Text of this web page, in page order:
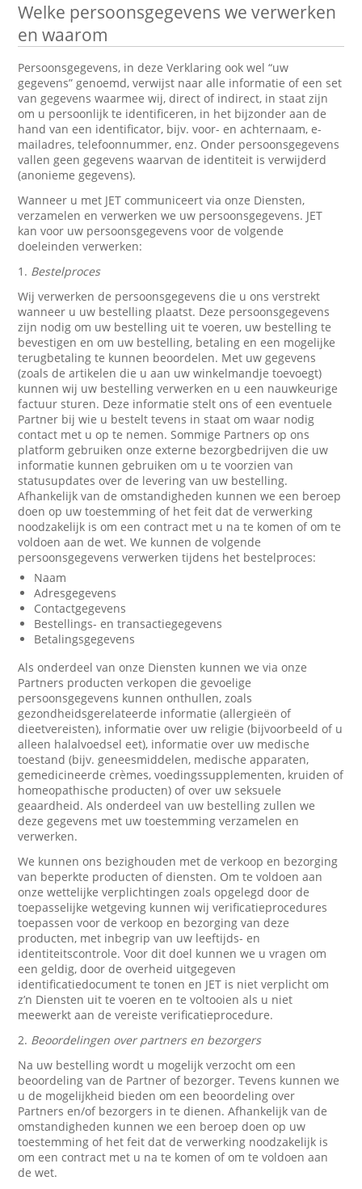
Welke persoonsgegevens we verwerken
en waarom
Persoonsgegevens, in deze Verklaring ook wel “uw
gegevens” genoemd, verwijst naar alle informatie of een set
van gegevens waarmee wij, direct of indirect, in staat zijn
om u persoonlijk te identificeren, in het bijzonder aan de
hand van een identificator, bijv. voor- en achternaam, e-
mailadres, telefoonnummer, enz. Onder persoonsgegevens
vallen geen gegevens waarvan de identiteit is verwijderd
(anonieme gegevens).
Wanneer u met JET communiceert via onze Diensten,
verzamelen en verwerken we uw persoonsgegevens. JET
kan voor uw persoonsgegevens voor de volgende
doeleinden verwerken:
1. Bestelproces
Wij verwerken de persoonsgegevens die u ons verstrekt
wanneer u uw bestelling plaatst. Deze persoonsgegevens
zijn nodig om uw bestelling uit te voeren, uw bestelling te
bevestigen en om uw bestelling, betaling en een mogelijke
terugbetaling te kunnen beoordelen. Met uw gegevens
(zoals de artikelen die u aan uw winkelmandje toevoegt)
kunnen wij uw bestelling verwerken en u een nauwkeurige
factuur sturen. Deze informatie stelt ons of een eventuele
Partner bij wie u bestelt tevens in staat om waar nodig
contact met u op te nemen. Sommige Partners op ons
platform gebruiken onze externe bezorgbedrijven die uw
informatie kunnen gebruiken om u te voorzien van
statusupdates over de levering van uw bestelling.
Afhankelijk van de omstandigheden kunnen we een beroep
doen op uw toestemming of het feit dat de verwerking
noodzakelijk is om een contract met u na te komen of om te
voldoen aan de wet. We kunnen de volgende
persoonsgegevens verwerken tijdens het bestelproces:
Naam
Adresgegevens
Contactgegevens
Bestellings- en transactiegegevens
Betalingsgegevens
Als onderdeel van onze Diensten kunnen we via onze
Partners producten verkopen die gevoelige
persoonsgegevens kunnen onthullen, zoals
gezondheidsgerelateerde informatie (allergieën of
dieetvereisten), informatie over uw religie (bijvoorbeeld of u
alleen halalvoedsel eet), informatie over uw medische
toestand (bijv. geneesmiddelen, medische apparaten,
gemedicineerde crèmes, voedingssupplementen, kruiden of
homeopathische producten) of over uw seksuele
geaardheid. Als onderdeel van uw bestelling zullen we
deze gegevens met uw toestemming verzamelen en
verwerken.
We kunnen ons bezighouden met de verkoop en bezorging
van beperkte producten of diensten. Om te voldoen aan
onze wettelijke verplichtingen zoals opgelegd door de
toepasselijke wetgeving kunnen wij verificatieprocedures
toepassen voor de verkoop en bezorging van deze
producten, met inbegrip van uw leeftijds- en
identiteitscontrole. Voor dit doel kunnen we u vragen om
een geldig, door de overheid uitgegeven
identificatiedocument te tonen en JET is niet verplicht om
z’n Diensten uit te voeren en te voltooien als u niet
meewerkt aan de vereiste verificatieprocedure.
2. Beoordelingen over partners en bezorgers
Na uw bestelling wordt u mogelijk verzocht om een
beoordeling van de Partner of bezorger. Tevens kunnen we
u de mogelijkheid bieden om een beoordeling over
Partners en/of bezorgers in te dienen. Afhankelijk van de
omstandigheden kunnen we een beroep doen op uw
toestemming of het feit dat de verwerking noodzakelijk is
om een contract met u na te komen of om te voldoen aan
de wet.